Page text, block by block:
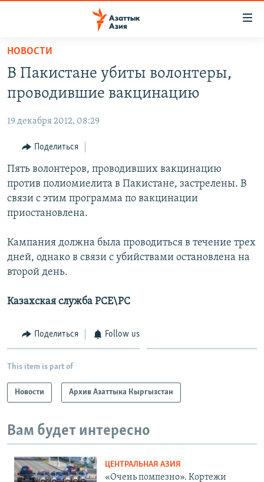
Вернуться
основному
содержанию
Вернутся
навигации
Вернутся
поиску
УЗБЕКИСТАН
ТАДЖИКИСТАН
ВОЙНА В УКРАИНЕ
НА ДРУГИХ ЯЗЫКАХ
ҚАЗАҚША
КЫРГЫЗЧА
ТОҶИКӢ
Все сайты РСЕ/РС
НОВОСТИ
В Пакистане убиты волонтеры,
проводившие вакцинацию
19 декабря 2012, 08:29
Поделиться
Пять волонтеров, проводивших вакцинацию
против полиомиелита в Пакистане, застрелены. В
связи с этим программа по вакцинации
приостановлена.
Кампания должна была проводиться в течение трех
дней, однако в связи с убийствами остановлена на
второй день.
Казахская служба РСЕ\РС
Поделиться Follow us
This item is part of
Новости Архив Азаттыка Кыргызстан
Вам будет интересно
ЦЕНТРАЛЬНАЯ АЗИЯ
«Очень помпезно». Кортежи